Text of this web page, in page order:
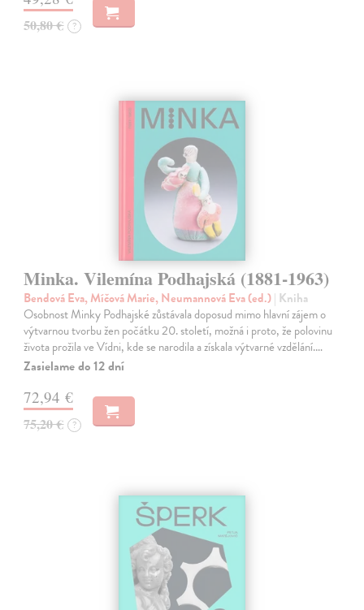
50,80 € ?
Minka. Vilemína Podhajská (1881-1963)
Bendová Eva, Míčová Marie, Neumannová Eva (ed.)| Kniha
Osobnost Minky Podhajské zůstávala doposud mimo hlavní zájem o
výtvarnou tvorbu žen počátku 20. století, možná i proto, že polovinu
života prožila ve Vídni, kde se narodila a získala výtvarné vzdělání.…
Zasielame do 12 dní
72,94 €
75,20 € ?